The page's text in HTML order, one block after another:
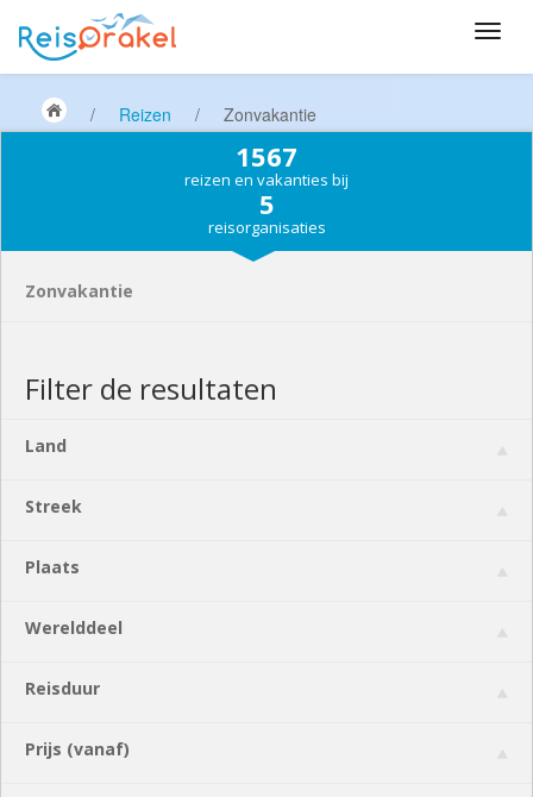
/ Reizen / Zonvakantie
1567
reizen en vakanties bij
5
reisorganisaties
Zonvakantie
Filter de resultaten
Land
Streek
Plaats
Werelddeel
Reisduur
Prijs (vanaf)